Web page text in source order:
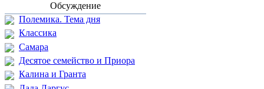
Обсуждение
Полемика. Тема дня
Классика
Самара
Десятое семейство и Приора
Калина и Гранта